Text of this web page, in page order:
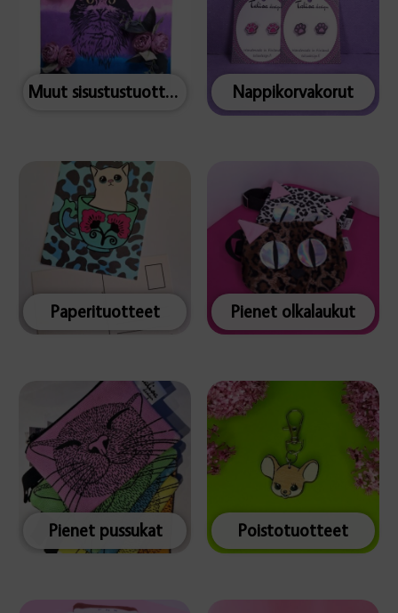
Muut sisustustuotteet Nappikorvakorut
Paperituotteet Pienet olkalaukut
Pienet pussukat Poistotuotteet